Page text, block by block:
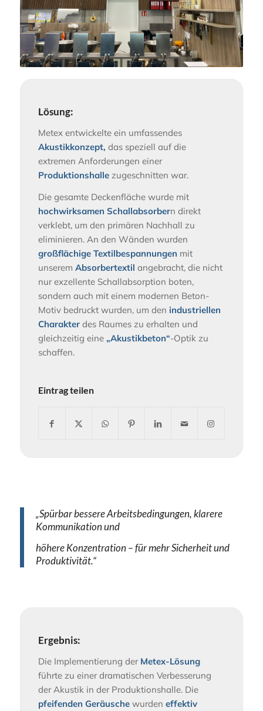
Lösung:
Metex entwickelte ein umfassendes
Akustikkonzept, das speziell auf die
extremen Anforderungen einer
Produktionshallezugeschnitten war.
Die gesamte Deckenfläche wurde mit
hochwirksamen Schallabsorbern direkt
verklebt, um den primären Nachhall zu
eliminieren. An den Wänden wurden
großflächige Textilbespannungen mit
unserem Absorbertextil angebracht, die nicht
nur exzellente Schallabsorption boten,
sondern auch mit einem modernen Beton-
Motiv bedruckt wurden, um den industriellen
Charakterdes Raumes zu erhalten und
gleichzeitig eine „Akustikbeton“-Optik zu
schaffen.
Eintrag teilen
„Spürbar bessere Arbeitsbedingungen, klarere
Kommunikation und
höhere Konzentration – für mehr Sicherheit und
Produktivität.“
Ergebnis:
Die Implementierung der Metex-Lösung
führte zu einer dramatischen Verbesserung
der Akustik in der Produktionshalle. Die
pfeifenden Geräuschewurden effektiv